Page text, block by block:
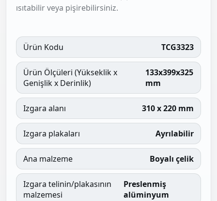
ısıtabilir veya pişirebilirsiniz.
Ürün Kodu TCG3323
Ürün Ölçüleri (Yükseklik x
Genişlik x Derinlik)
133x399x325
mm
Izgara alanı 310 x 220 mm
Izgara plakaları Ayrılabilir
Ana malzeme Boyalı çelik
Izgara telinin/plakasının
malzemesi
Preslenmiş
alüminyum